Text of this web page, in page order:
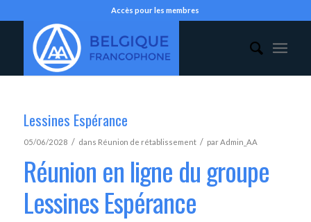
Accès pour les membres
Lessines Espérance
05/06/2028 / dans Réunion de rétablissement / parAdmin_AA
Réunion en ligne du groupe
Lessines Espérance